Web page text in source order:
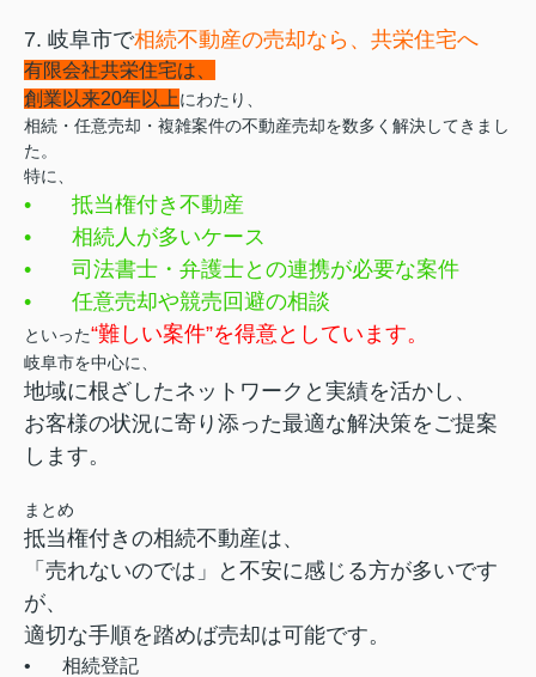
7. 岐阜市で相続不動産の売却なら、共栄住宅へ
有限会社共栄住宅は、
創業以来20年以上にわたり、
相続・任意売却・複雑案件の不動産売却を数多く解決してきまし
た。
特に、
•
抵当権付き不動産
•
相続人が多いケース
•
司法書士・弁護士との連携が必要な案件
•
任意売却や競売回避の相談
といった“難しい案件”を得意としています。
岐阜市を中心に、
地域に根ざしたネットワークと実績を活かし、
お客様の状況に寄り添った最適な解決策をご提案
します。
まとめ
抵当権付きの相続不動産は、
「売れないのでは」と不安に感じる方が多いです
が、
適切な手順を踏めば売却は可能です。
•
相続登記